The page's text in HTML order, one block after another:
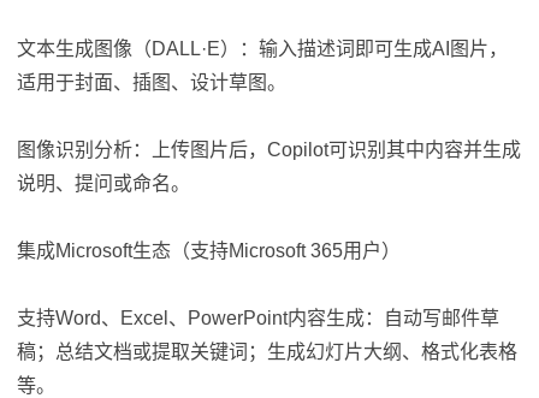
文本生成图像（DALL·E）：输入描述词即可生成AI图片，
适用于封面、插图、设计草图。
图像识别分析：上传图片后，Copilot可识别其中内容并生成
说明、提问或命名。
集成Microsoft生态（支持Microsoft 365用户）
支持Word、Excel、PowerPoint内容生成：自动写邮件草
稿；总结文档或提取关键词；生成幻灯片大纲、格式化表格
等。